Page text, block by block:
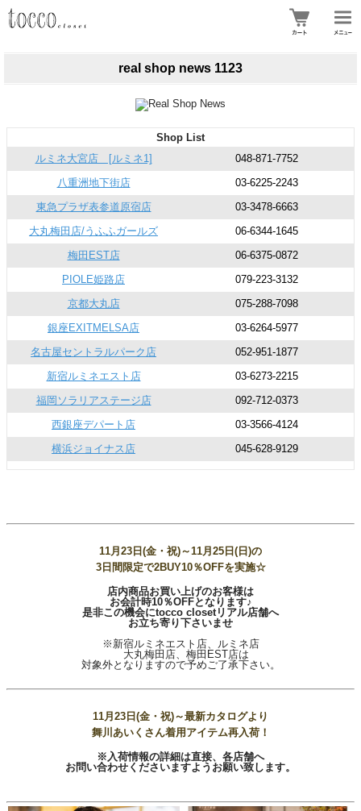
real shop news 1123
Shop List
ルミネ大宮店 [ルミネ1]
048-871-7752
八重洲地下街店
03-6225-2243
東急プラザ表参道原宿店
03-3478-6663
大丸梅田店/うふふガールズ
06-6344-1645
梅田EST店
06-6375-0872
PIOLE姫路店
079-223-3132
京都大丸店
075-288-7098
銀座EXITMELSA店
03-6264-5977
名古屋セントラルパーク店
052-951-1877
新宿ルミネエスト店
03-6273-2215
福岡ソラリアステージ店
092-712-0373
西銀座デパート店
03-3566-4124
横浜ジョイナス店
045-628-9129
11月23日(金・祝)～11月25日(日)の
3日間限定で2BUY10％OFFを実施☆
店内商品お買い上げのお客様は
お会計時10％OFFとなります♪
是非この機会にtocco closetリアル店舗へ
お立ち寄り下さいませ
※新宿ルミネエスト店、ルミネ店
大丸梅田店、梅田EST店は
対象外となりますので予めご了承下さい。
11月23日(金・祝)～最新カタログより
舞川あいくさん着用アイテム再入荷！
※入荷情報の詳細は直接、各店舗へ
お問い合わせくださいますようお願い致します。